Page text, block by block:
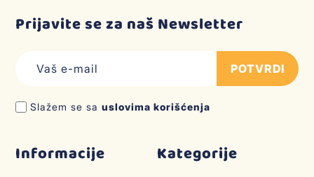
Prijavite se za naš Newsletter
POTVRDI
Slažem se sauslovima korišćenja
Informacije Kategorije